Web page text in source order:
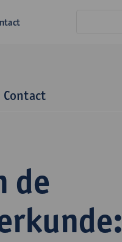
Contact
de